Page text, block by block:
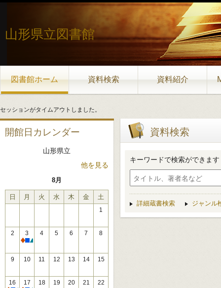
山形県立図書館
図書館ホーム 資料検索 資料紹介
セッションがタイムアウトしました。
開館日カレンダー
山形県立
他を見る
8月
日 月 火 水 木 金 土
1
2
3
休館
4 5 6 7 8
9 10 11 12 13 14 15
16
17
18 19 20 21 22
資料検索
キーワードで検索ができます
詳細蔵書検索 ジャンル